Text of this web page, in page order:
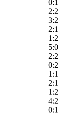
0:1
2:2
3:2
2:1
1:2
5:0
2:2
0:2
1:1
2:1
1:2
4:2
0:1